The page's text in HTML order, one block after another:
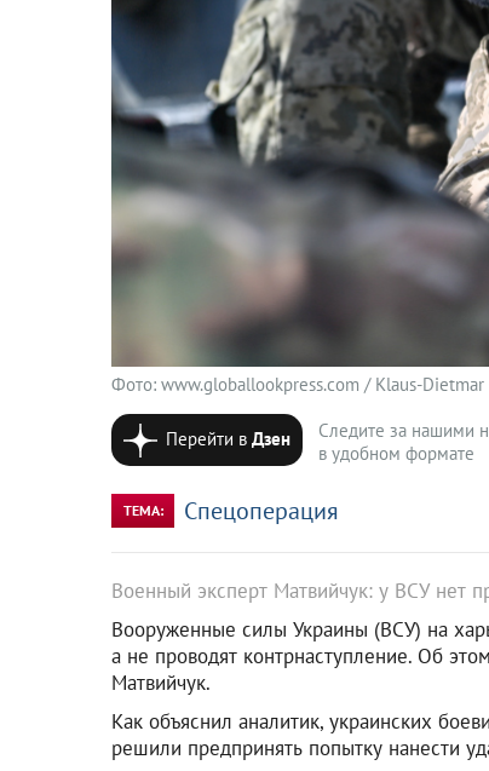
Фото: www.globallookpress.com / Klaus-Dietmar
Перейти вДзен
Следите за нашими
в удобном формате
ТЕМА: Спецоперация
Военный эксперт Матвийчук: у ВСУ нет
Вооруженные силы Украины (ВСУ) на
а не проводят контрнаступление. Об
Матвийчук.
Как объяснил аналитик, украинских
решили предпринять попытку нанести